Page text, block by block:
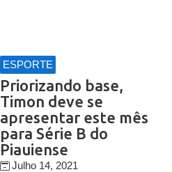
ESPORTE
Priorizando base,
Timon deve se
apresentar este mês
para Série B do
Piauiense
Julho 14, 2021